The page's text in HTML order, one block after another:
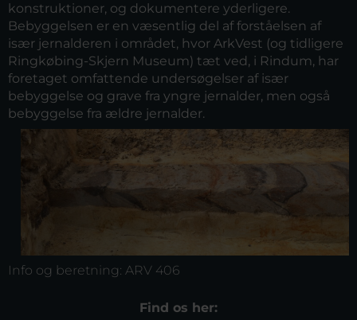
konstruktioner, og dokumentere yderligere.
Bebyggelsen er en væsentlig del af forståelsen af
især jernalderen i området, hvor ArkVest (og tidligere
Ringkøbing-Skjern Museum) tæt ved, i Rindum, har
foretaget omfattende undersøgelser af især
bebyggelse og grave fra yngre jernalder, men også
bebyggelse fra ældre jernalder.
Info og beretning: ARV 406
Find os her: